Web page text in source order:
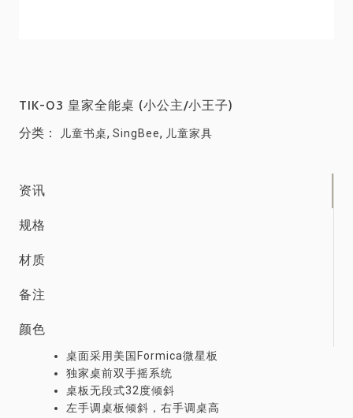
TIK-03 皇家全能桌 (小公主/小王子)
分类：
儿童书桌, SingBee, 儿童家具
资讯
规格
材质
备注
颜色
桌面采用美国Formica微星板
独家桌前双手摇系统
桌板无段式32度倾斜
左手调桌板倾斜，右手调桌高